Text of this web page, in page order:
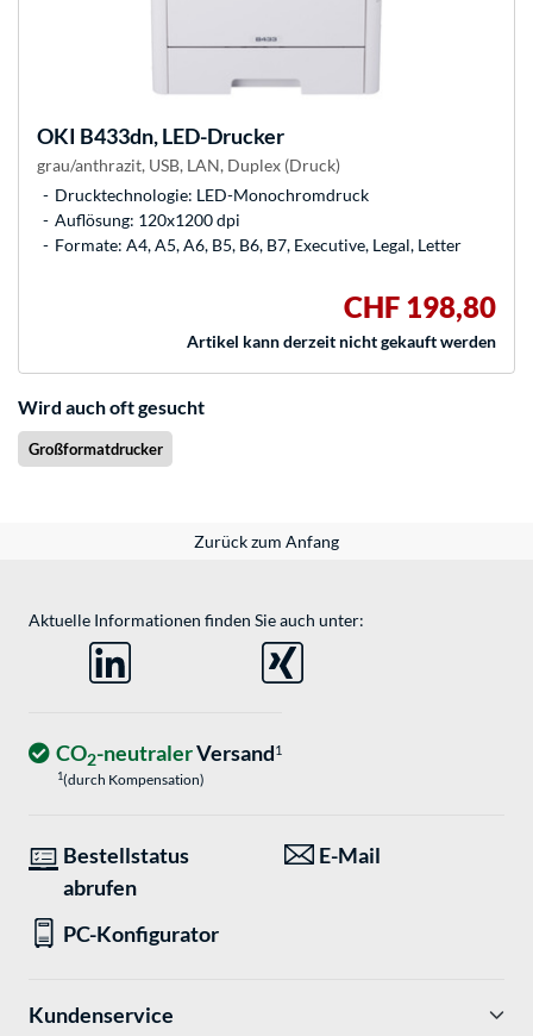
OKI B433dn, LED-Drucker
grau/anthrazit, USB, LAN, Duplex (Druck)
Drucktechnologie: LED-Monochromdruck
Auflösung: 120x1200 dpi
Formate: A4, A5, A6, B5, B6, B7, Executive, Legal, Letter
CHF 198,80
Artikel kann derzeit nicht gekauft werden
Wird auch oft gesucht
Großformatdrucker
Zurück zum Anfang
Aktuelle Informationen finden Sie auch unter:
CO2-neutralerVersand1
1(durch Kompensation)
Bestellstatus
abrufen
E-Mail
PC-Konfigurator
Kundenservice